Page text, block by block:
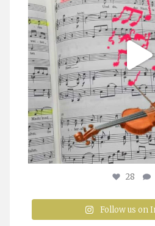
28
Follow us on